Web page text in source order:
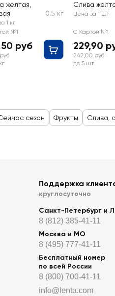
желтая,
0.5 кг
1 кг
№1
руб
Слива
Цена за 1 шт
С Картой №1
229,90
242,00 руб
до 5 шт
сезон Фрукты Слива,
Поддержка
круглосуточно
Санкт-Петербург и
8 (812) 385-41-11
Москва и МО
8 (495) 777-41-11
Бесплатный номер
по всей России
8 (800) 700-41-11
info@lenta.com